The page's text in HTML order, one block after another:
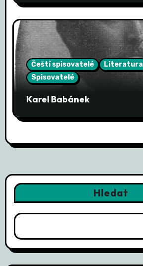
v
e
k
Čeští spisovatelé
Literatura
Spisovatelé
Karel Babánek
Hledat